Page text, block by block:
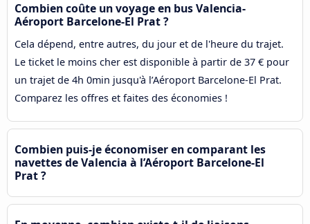
Combien coûte un voyage en bus Valencia-
Aéroport Barcelone-El Prat ?
Cela dépend, entre autres, du jour et de l'heure du trajet.
Le ticket le moins cher est disponible à partir de 37 € pour
un trajet de 4h 0min jusqu'à l’Aéroport Barcelone-El Prat.
Comparez les offres et faites des économies !
Combien puis-je économiser en comparant les
navettes de Valencia à l’Aéroport Barcelone-El
Prat ?